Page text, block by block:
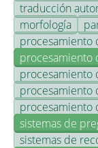
traducción
morfología
procesamiento
procesamiento
procesamiento
procesamiento
procesamiento
sistemas de
sistemas de